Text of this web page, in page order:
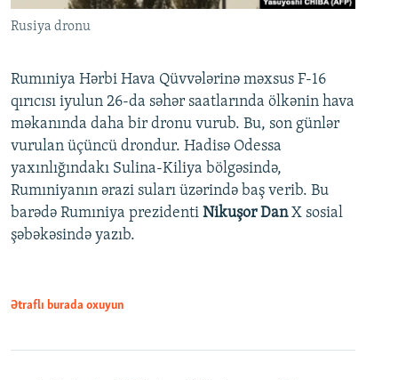
Rusiya dronu
Rumıniya Hərbi Hava Qüvvələrinə məxsus F-16
qırıcısı iyulun 26-da səhər saatlarında ölkənin hava
məkanında daha bir dronu vurub. Bu, son günlər
vurulan üçüncü drondur. Hadisə Odessa
yaxınlığındakı Sulina-Kiliya bölgəsində,
Rumıniyanın ərazi suları üzərində baş verib. Bu
barədə Rumıniya prezidenti Nikuşor DanX sosial
şəbəkəsində yazıb.
Ətraflı burada oxuyun